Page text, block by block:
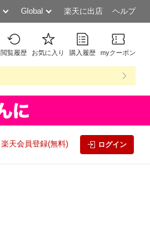
Global 楽天に出店 ヘルプ
閲覧履歴 お気に入り 購入履歴 myクーポン
楽天会員登録(無料) ログイン